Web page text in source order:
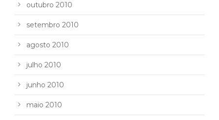
outubro 2010
setembro 2010
agosto 2010
julho 2010
junho 2010
maio 2010